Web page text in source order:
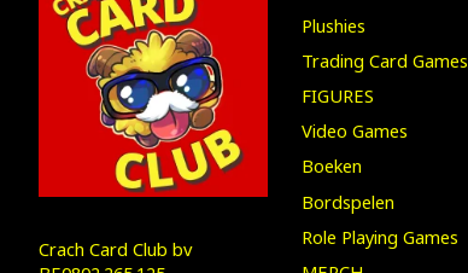
Crach Card Club bv
Plushies
Trading Card Games
FIGURES
Video Games
Boeken
Bordspelen
Role Playing Games